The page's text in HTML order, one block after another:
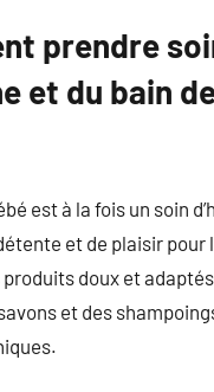
prendre
et du bain
est à la fois un soin
et de plaisir pour
produits doux et
et des